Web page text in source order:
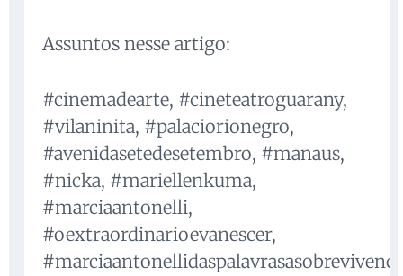
Assuntos nesse artigo:
#cinemadearte, #cineteatroguarany,
#vilaninita, #palaciorionegro,
#avenidasetedesetembro, #manaus,
#nicka, #mariellenkuma,
#marciaantonelli,
#oextraordinarioevanescer,